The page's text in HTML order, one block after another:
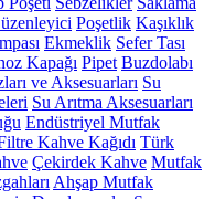
Poşetlik Kaşıklık
Ekmeklik Sefer Tası
Kapağı Pipet Buzdolabı
ve Aksesuarları Su
Su Arıtma Aksesuarları
Endüstriyel Mutfak
Kahve Kağıdı Türk
Çekirdek Kahve Mutfak
Ahşap Mutfak